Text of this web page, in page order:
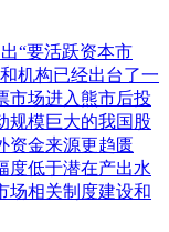
“要活跃资本市
机构已经出台了一
市场进入熊市后投
规模巨大的我国股
资金来源更趋匮
度低于潜在产出水
场相关制度建设和